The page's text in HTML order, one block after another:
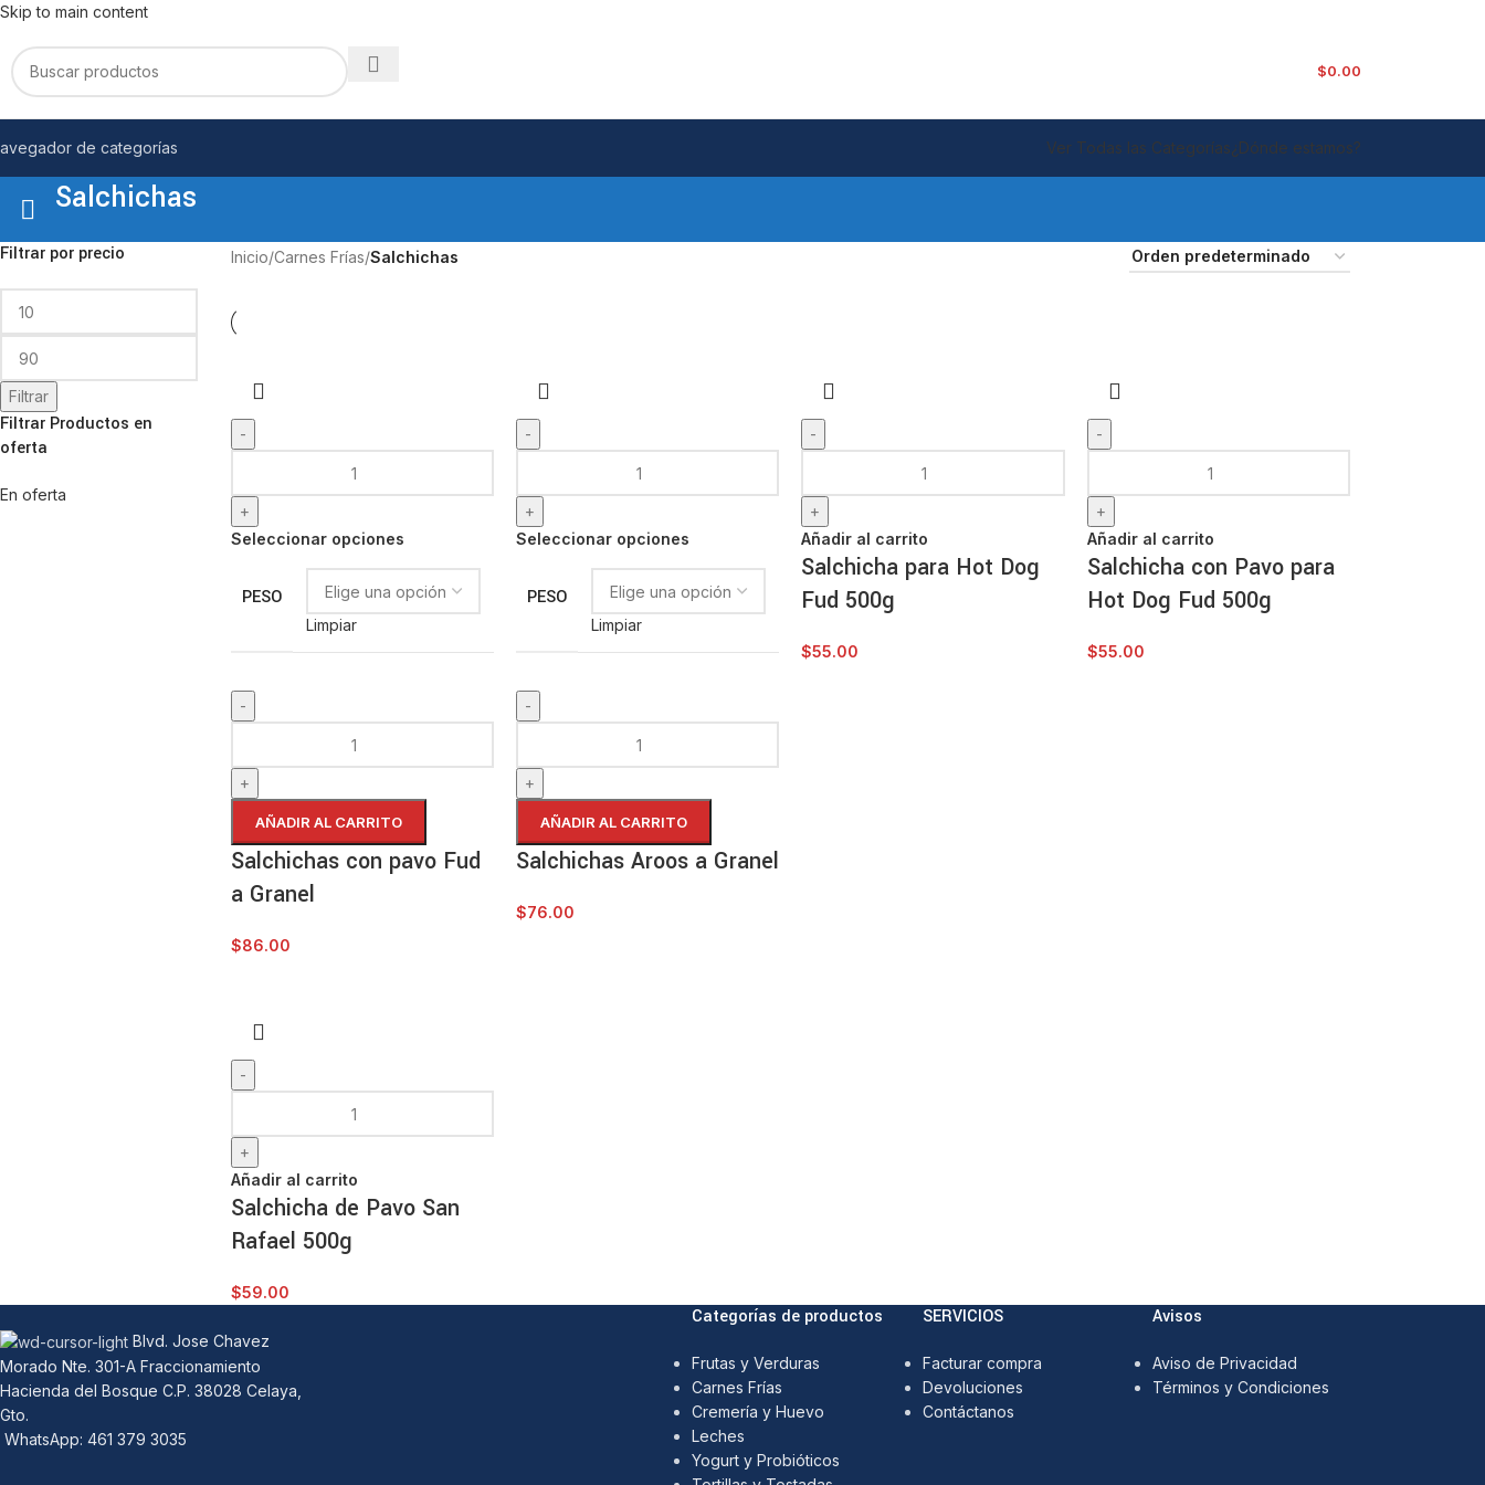
Skip to main content
$0.00
de categorías Ver Todas las Categorías¿Dónde estamos?
Salchichas
Filtrar por precio
Filtrar
Filtrar Productos en
oferta
En oferta
Inicio/Carnes Frías/Salchichas
Seleccionar opciones
PESO
Limpiar
AÑADIR AL CARRITO
Salchichas con pavo Fud
a Granel
$86.00
Seleccionar opciones
PESO
Limpiar
AÑADIR AL CARRITO
Salchichas Aroos a Granel
$76.00
Añadir al carrito
Salchicha para Hot Dog
Fud 500g
$55.00
Añadir al carrito
Salchicha con Pavo para
Hot Dog Fud 500g
$55.00
Añadir al carrito
Salchicha de Pavo San
Rafael 500g
$59.00
Blvd. Jose Chavez
Morado Nte. 301-A Fraccionamiento
Hacienda del Bosque C.P. 38028 Celaya,
Gto.
WhatsApp: 461 379 3035
Categorías de productos
Frutas y Verduras
Carnes Frías
Cremería y Huevo
Leches
Yogurt y Probióticos
SERVICIOS
Facturar compra
Devoluciones
Contáctanos
Avisos
Aviso de Privacidad
Términos y Condiciones